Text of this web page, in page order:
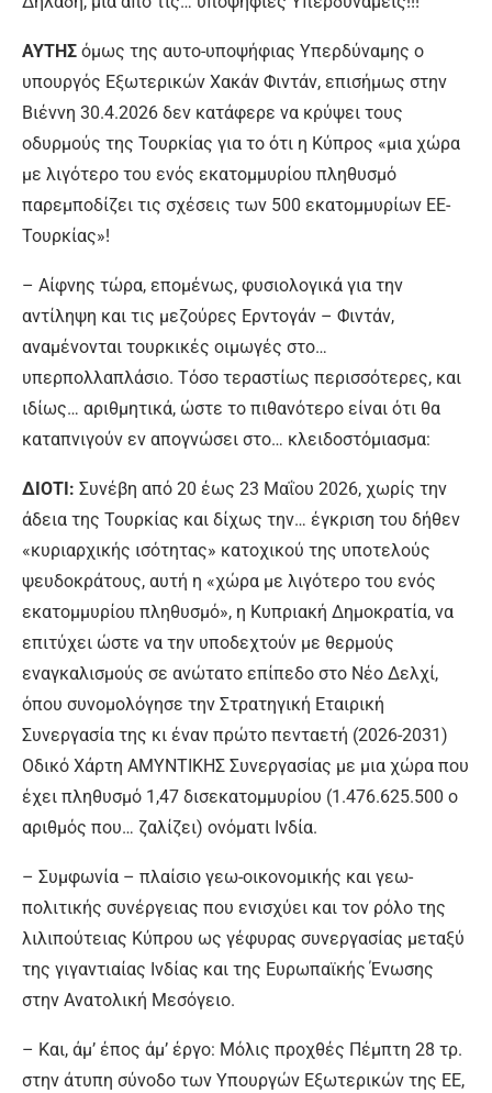
ΑΥΤΗΣ όμως της αυτο-υποψήφιας Υπερδύναμης ο
υπουργός Εξωτερικών Χακάν Φιντάν, επισήμως στην
Βιέννη 30.4.2026 δεν κατάφερε να κρύψει τους
οδυρμούς της Τουρκίας για το ότι η Κύπρος «μια χώρα
με λιγότερο του ενός εκατομμυρίου πληθυσμό
παρεμποδίζει τις σχέσεις των 500 εκατομμυρίων ΕΕ-
Τουρκίας»!
– Αίφνης τώρα, επομένως, φυσιολογικά για την
αντίληψη και τις μεζούρες Ερντογάν – Φιντάν,
αναμένονται τουρκικές οιμωγές στο…
υπερπολλαπλάσιο. Τόσο τεραστίως περισσότερες, και
ιδίως… αριθμητικά, ώστε το πιθανότερο είναι ότι θα
καταπνιγούν εν απογνώσει στο… κλειδοστόμιασμα:
ΔΙΟΤΙ: Συνέβη από 20 έως 23 Μαΐου 2026, χωρίς την
άδεια της Τουρκίας και δίχως την… έγκριση του δήθεν
«κυριαρχικής ισότητας» κατοχικού της υποτελούς
ψευδοκράτους, αυτή η «χώρα με λιγότερο του ενός
εκατομμυρίου πληθυσμό», η Κυπριακή Δημοκρατία, να
επιτύχει ώστε να την υποδεχτούν με θερμούς
εναγκαλισμούς σε ανώτατο επίπεδο στο Νέο Δελχί,
όπου συνομολόγησε την Στρατηγική Εταιρική
Συνεργασία της κι έναν πρώτο πενταετή (2026-2031)
Οδικό Χάρτη ΑΜΥΝΤΙΚΗΣ Συνεργασίας με μια χώρα που
έχει πληθυσμό 1,47 δισεκατομμυρίου (1.476.625.500 ο
αριθμός που… ζαλίζει) ονόματι Ινδία.
– Συμφωνία – πλαίσιο γεω-οικονομικής και γεω-
πολιτικής συνέργειας που ενισχύει και τον ρόλο της
λιλιπούτειας Κύπρου ως γέφυρας συνεργασίας μεταξύ
της γιγαντιαίας Ινδίας και της Ευρωπαϊκής Ένωσης
στην Ανατολική Μεσόγειο.
– Και, άμ’ έπος άμ’ έργο: Μόλις προχθές Πέμπτη 28 τρ.
στην άτυπη σύνοδο των Υπουργών Εξωτερικών της ΕΕ,